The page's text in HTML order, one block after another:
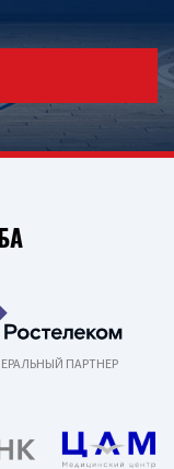
ПАРТНЕР